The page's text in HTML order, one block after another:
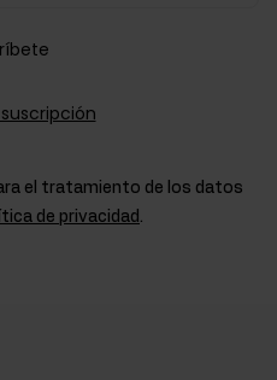
el tratamiento de los datos
de privacidad .